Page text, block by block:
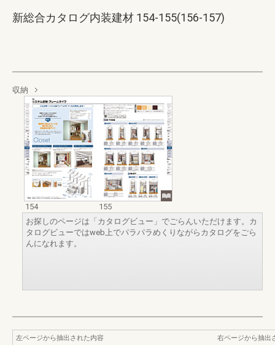
新総合カタログ内装建材 154-155(156-157)
収納
154
155
お探しのページは「カタログビュー」でごらんいただけます。カ
タログビューではweb上でパラパラめくりながらカタログをごら
んになれます。
左ページから抽出された内容
右ページから抽出